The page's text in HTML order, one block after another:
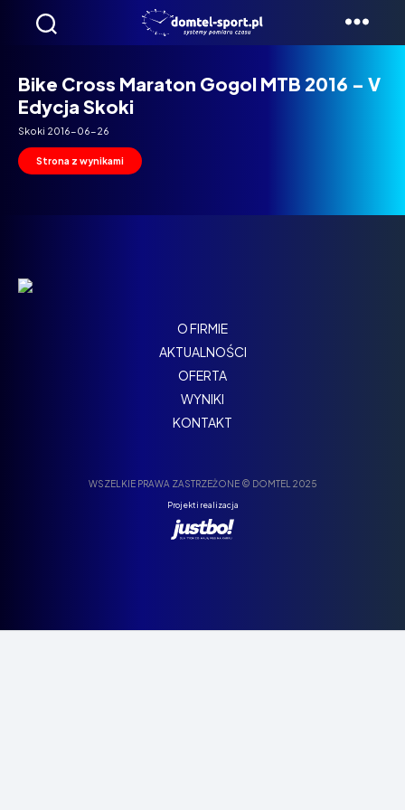
Domtel
Bike Cross Maraton Gogol MTB 2016 – V
Edycja Skoki
Skoki 2016-06-26
Strona z wynikami
O FIRMIE
AKTUALNOŚCI
OFERTA
WYNIKI
KONTAKT
WSZELKIE PRAWA ZASTRZEŻONE © DOMTEL 2025
Projekt i realizacja